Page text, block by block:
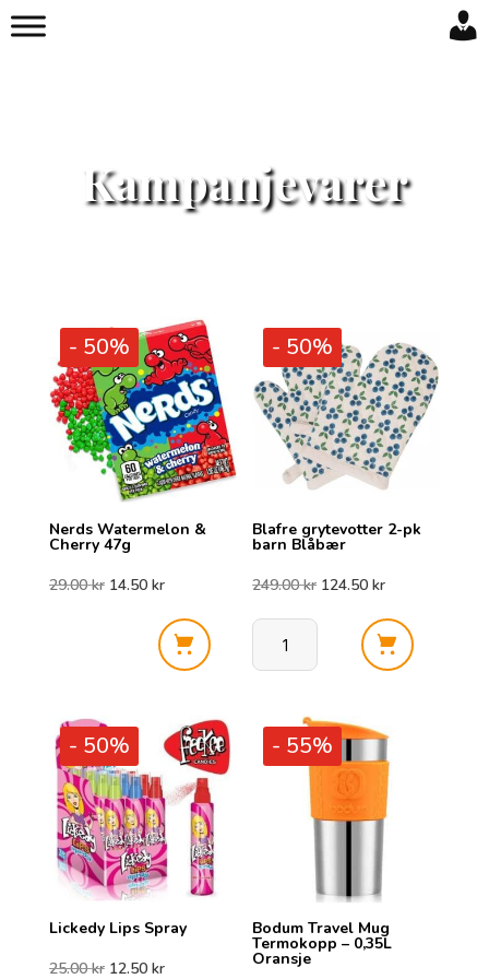
Kampanjevarer
- 50%
Nerds Watermelon &
Cherry 47g
29.00kr Opprinnelig
29.00 kr.
14.50 krNåværende
pris
14.50 kr.
Cherry
47g
antall
- 50%
Blafre grytevotter 2-pk
barn Blåbær
249.00kr Opprinnelig
249.00 kr.
124.50krNåværende
pris
124.50 kr.
Blafre
barn
- 50%
Lickedy Lips Spray
25.00kr Opprinnelig
12.50 krNåværende
- 55%
Bodum Travel Mug
Termokopp – 0,35L
Oransje